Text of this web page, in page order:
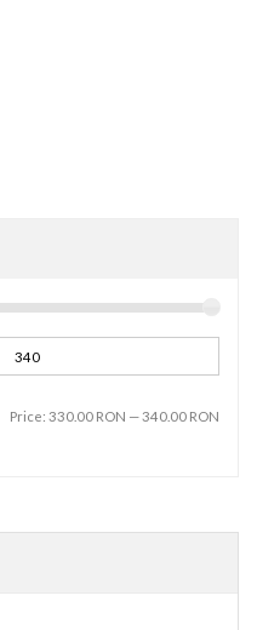
Price: 330.00 RON —340.00 RON